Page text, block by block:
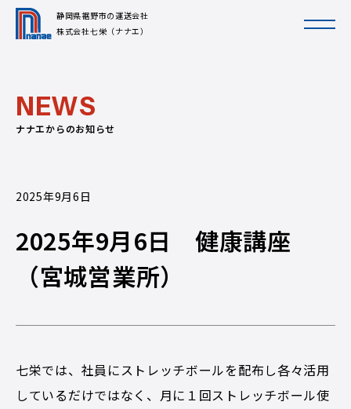
静岡県裾野市の運送会社
株式会社七栄（ナナエ）
NEWS
ナナエからのお知らせ
2025年9月6日
2025年9月6日 健康講座
（宮城営業所）
七栄では、社員にストレッチボールを配布し各々活用
しているだけではなく、月に１回ストレッチボール使